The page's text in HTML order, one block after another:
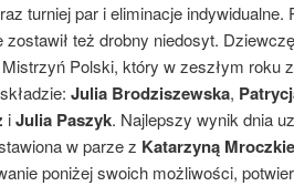
turniej par i eliminacje indywidualne.
też drobny niedosyt.
Polski, który w zeszłym roku
Julia Brodziszewska,
iJulia Paszyk. Najlepszy wynik dnia
w parze z Katarzyną
poniżej swoich możliwości,